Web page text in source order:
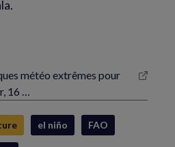
météo extrêmes pour
16 …
el niño FAO